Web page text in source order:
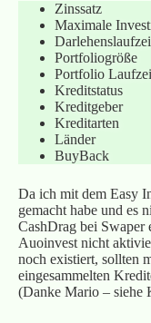
Zinssatz
Maximale
Portfoliogröße
Portfolio
Kreditstatus
Kreditgeber
Kreditarten
Länder
BuyBack
Da ich mit dem Easy
gemacht habe und es
CashDrag bei Swaper
Auoinvest nicht
noch existiert, sollten
eingesammelten
(Danke Mario – siehe